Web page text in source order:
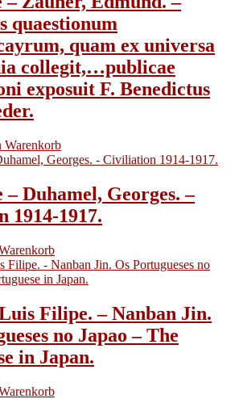
quaestionum
quam ex universa
collegit,…publicae
exposuit F. Benedictus
Warenkorb
Duhamel, Georges. –
1914-1917.
Filipe. – Nanban Jin.
no Japao – The
in Japan.